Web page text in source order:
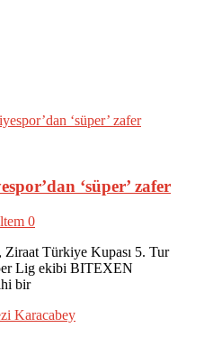
‘süper’ zafer
0
Türkiye Kupası 5. Tur
Lig ekibi BITEXEN
bir